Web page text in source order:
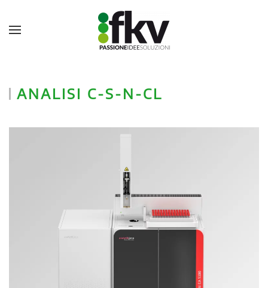
ANALISI C-S-N-CL